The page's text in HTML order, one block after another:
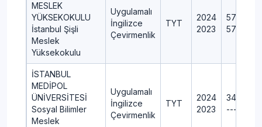
MESLEK
YÜKSEKOKULU
İstanbul Şişli
Meslek
Yüksekokulu
Uygulamalı
İngilizce
Çevirmenlik
TYT
2024
2023
İSTANBUL
MEDİPOL
ÜNİVERSİTESİ
Sosyal Bilimler
Meslek
Uygulamalı
İngilizce
Çevirmenlik
TYT
2024
2023
---